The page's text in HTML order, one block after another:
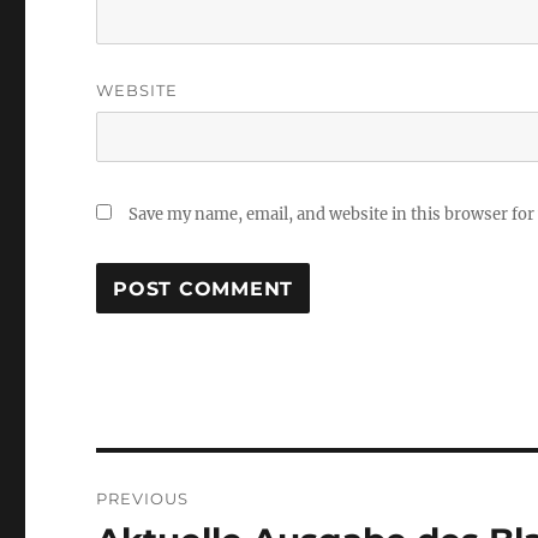
WEBSITE
Save my name, email, and website in this browser
navigation
PREVIOUS